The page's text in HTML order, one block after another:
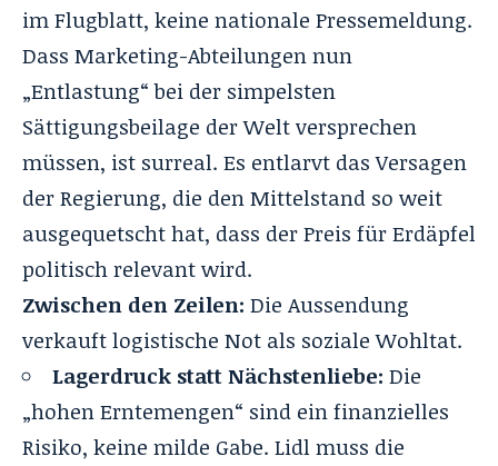
im Flugblatt, keine nationale Pressemeldung.
Dass Marketing-Abteilungen nun
„Entlastung“ bei der simpelsten
Sättigungsbeilage der Welt versprechen
müssen, ist surreal. Es entlarvt das Versagen
der Regierung, die den Mittelstand so weit
ausgequetscht hat, dass der Preis für Erdäpfel
politisch relevant wird.
Zwischen den Zeilen: Die Aussendung
verkauft logistische Not als soziale Wohltat.
Lagerdruck statt Nächstenliebe: Die
„hohen Erntemengen“ sind ein finanzielles
Risiko, keine milde Gabe. Lidl muss die